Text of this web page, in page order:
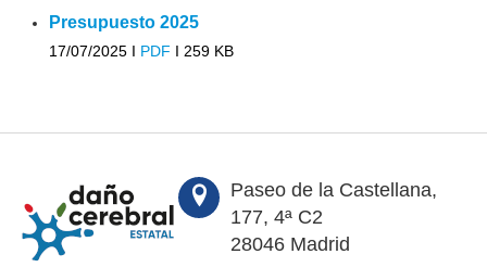
Presupuesto 2025
17/07/2025 I PDF I 259 KB
Paseo de la Castellana,
177, 4ª C2
28046 Madrid